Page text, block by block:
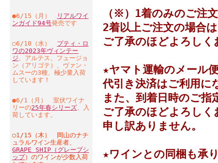
●6/15（月）
リアルワイ
ンガイド94号発売です
○6/10（水） プティ・ロ
ワの2023年ヴィンテー
ジ、アルテス、フュージョ
ン（アリゴテ）、ヴァン・
ムスーの3種、極少量入荷
しています！
●6/1（月） 室伏ワイナ
リーの25年春シリーズ、入
荷しています。
○1/15（木） 岡山のナチ
ュラルワイン生産者、
GRAPE SHIP（グレープシ
ップ）のワインが少数入荷
（※）1着のみのご注
2着以上ご注文の場合
ご了承のほどよろし
★ヤマト運輸のメール
代引き決済はご利用に
また、到着日時のご
ご了承のほどよろし
申し訳ありません。
★ワインとの同梱も承